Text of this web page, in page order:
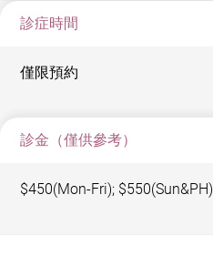
診症時間
僅限預約
診金（僅供參考）
$450(Mon-Fri); $550(Sun&PH)